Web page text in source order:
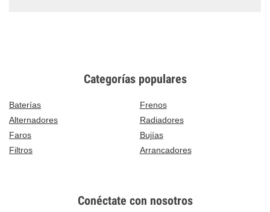
Categorías populares
Baterías
Frenos
Alternadores
Radiadores
Faros
Bujías
Filtros
Arrancadores
Conéctate con nosotros